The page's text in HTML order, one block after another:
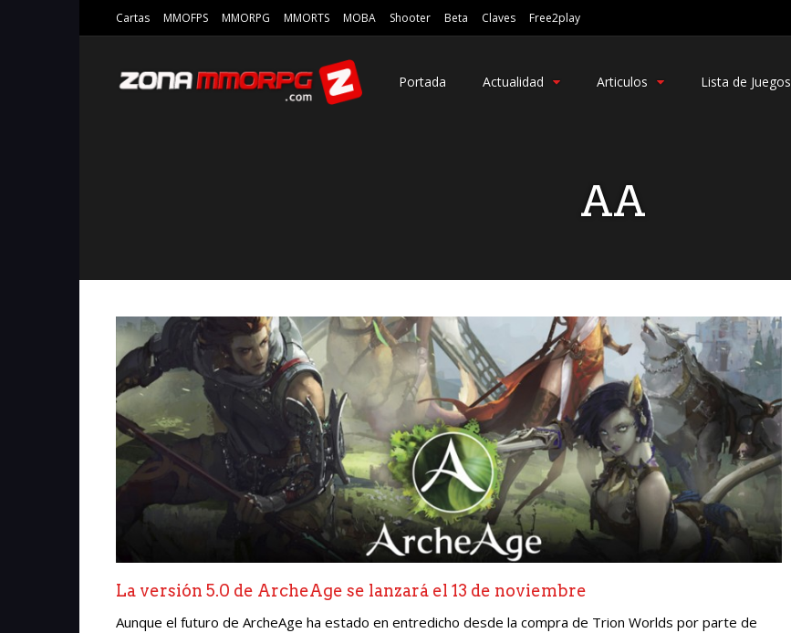
Cartas MMOFPS MMORPG MMORTS MOBA Shooter Beta Claves Free2play
Portada Actualidad Articulos Lista de Juegos
AA
La versión 5.0 de ArcheAge se lanzará el 13 de noviembre
Aunque el futuro de ArcheAge ha estado en entredicho desde la compra de Trion Worlds por parte de